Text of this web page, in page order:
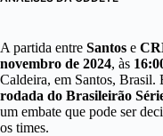
A partida entre Santos e
novembro de 2024, às
Caldeira, em Santos, Brasil.
rodada do Brasileirão
um embate que pode ser
os times.